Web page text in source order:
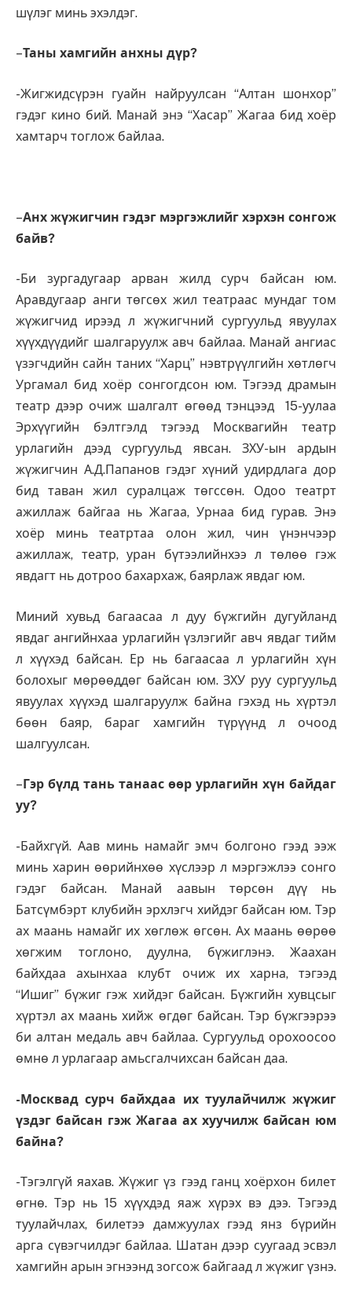
шүлэг минь эхэлдэг.
–Таны хамгийн анхны дүр?
-Жигжидсүрэн гуайн найруулсан “Алтан шонхор”
гэдэг кино бий. Манай энэ “Хасар” Жагаа бид хоёр
хамтарч тоглож байлаа.
–Анх жүжигчин гэдэг мэргэжлийг хэрхэн сонгож
байв?
-Би зургадугаар арван жилд сурч байсан юм.
Аравдугаар анги төгсөх жил театраас мундаг том
жүжигчид ирээд л жүжигчний сургуульд явуулах
хүүхдүүдийг шалгаруулж авч байлаа. Манай ангиас
үзэгчдийн сайн таних “Харц” нэвтрүүлгийн хөтлөгч
Ургамал бид хоёр сонгогдсон юм. Тэгээд драмын
театр дээр очиж шалгалт өгөөд тэнцээд 15-уулаа
Эрхүүгийн бэлтгэлд тэгээд Москвагийн театр
урлагийн дээд сургуульд явсан. ЗХУ-ын ардын
жүжигчин А.Д.Папанов гэдэг хүний удирдлага дор
бид таван жил суралцаж төгссөн. Одоо театрт
ажиллаж байгаа нь Жагаа, Урнаа бид гурав. Энэ
хоёр минь театртаа олон жил, чин үнэнчээр
ажиллаж, театр, уран бүтээлийнхээ л төлөө гэж
явдагт нь дотроо бахархаж, баярлаж явдаг юм.
Миний хувьд багаасаа л дуу бүжгийн дугуйланд
явдаг ангийнхаа урлагийн үзлэгийг авч явдаг тийм
л хүүхэд байсан. Ер нь багаасаа л урлагийн хүн
болохыг мөрөөддөг байсан юм. ЗХУ руу сургуульд
явуулах хүүхэд шалгаруулж байна гэхэд нь хүртэл
бөөн баяр, бараг хамгийн түрүүнд л очоод
шалгуулсан.
– Гэр бүлд тань танаас өөр урлагийн хүн байдаг
уу?
-Байхгүй. Аав минь намайг эмч болгоно гээд ээж
минь харин өөрийнхөө хүслээр л мэргэжлээ сонго
гэдэг байсан. Манай аавын төрсөн дүү нь
Батсүмбэрт клубийн эрхлэгч хийдэг байсан юм. Тэр
ах маань намайг их хөглөж өгсөн. Ах маань өөрөө
хөгжим тоглоно, дуулна, бүжиглэнэ. Жаахан
байхдаа ахынхаа клубт очиж их харна, тэгээд
“Ишиг” бүжиг гэж хийдэг байсан. Бүжгийн хувцсыг
хүртэл ах маань хийж өгдөг байсан. Тэр бүжгээрээ
би алтан медаль авч байлаа. Сургуульд орохоосоо
өмнө л урлагаар амьсгалчихсан байсан даа.
-Москвад сурч байхдаа их туулайчилж жүжиг
үздэг байсан гэж Жагаа ах хуучилж байсан юм
байна?
-Тэгэлгүй яахав. Жүжиг үз гээд ганц хоёрхон билет
өгнө. Тэр нь 15 хүүхдэд яаж хүрэх вэ дээ. Тэгээд
туулайчлах, билетээ дамжуулах гээд янз бүрийн
арга сүвэгчилдэг байлаа. Шатан дээр суугаад эсвэл
хамгийн арын эгнээнд зогсож байгаад л жүжиг үзнэ.